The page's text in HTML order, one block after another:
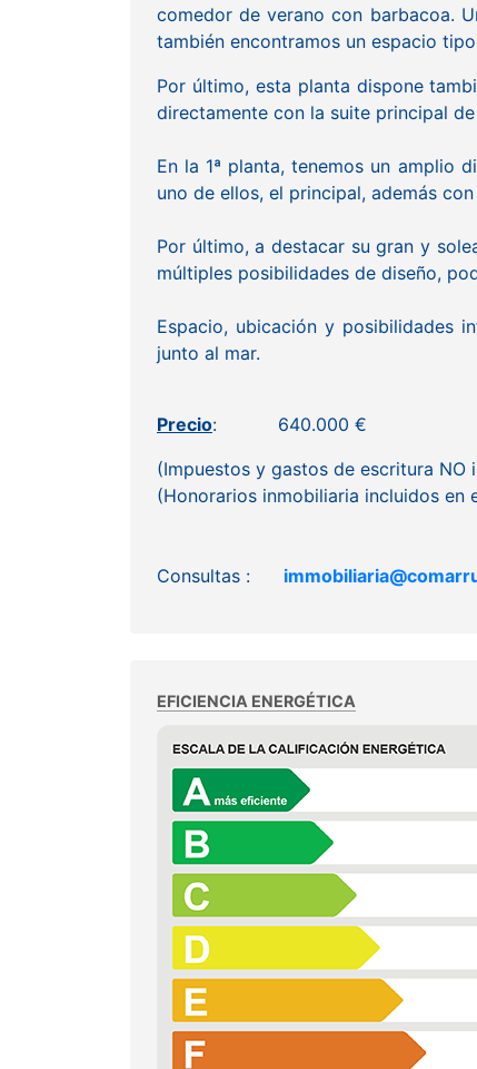
comedor de verano con barbacoa.
también encontramos un espacio
Por último, esta planta dispone
directamente con la suite principal
En la 1ª planta, tenemos un amplio
uno de ellos, el principal, además
Por último, a destacar su gran y
múltiples posibilidades de diseño,
Espacio, ubicación y posibilidades
junto al mar.
Precio: 640.000 €
(Impuestos y gastos de escritura NO
(Honorarios inmobiliaria incluidos en
Consultas :
EFICIENCIA ENERGÉTICA